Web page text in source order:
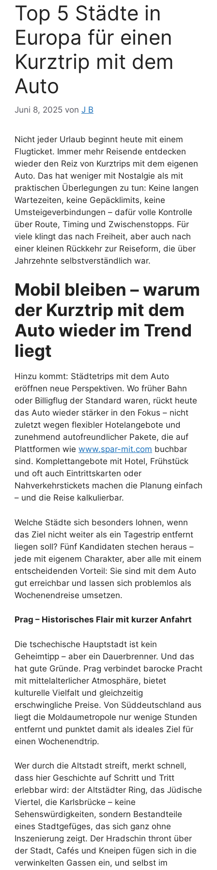
Top 5 Städte in
Europa für einen
Kurztrip mit dem
Auto
Juni 8, 2025 von J B
Nicht jeder Urlaub beginnt heute mit einem
Flugticket. Immer mehr Reisende entdecken
wieder den Reiz von Kurztrips mit dem eigenen
Auto. Das hat weniger mit Nostalgie als mit
praktischen Überlegungen zu tun: Keine langen
Wartezeiten, keine Gepäcklimits, keine
Umsteigeverbindungen – dafür volle Kontrolle
über Route, Timing und Zwischenstopps. Für
viele klingt das nach Freiheit, aber auch nach
einer kleinen Rückkehr zur Reiseform, die über
Jahrzehnte selbstverständlich war.
Mobil bleiben – warum
der Kurztrip mit dem
Auto wieder im Trend
liegt
Hinzu kommt: Städtetrips mit dem Auto
eröffnen neue Perspektiven. Wo früher Bahn
oder Billigflug der Standard waren, rückt heute
das Auto wieder stärker in den Fokus – nicht
zuletzt wegen flexibler Hotelangebote und
zunehmend autofreundlicher Pakete, die auf
Plattformen wie www.spar-mit.com buchbar
sind. Komplettangebote mit Hotel, Frühstück
und oft auch Eintrittskarten oder
Nahverkehrstickets machen die Planung einfach
– und die Reise kalkulierbar.
Welche Städte sich besonders lohnen, wenn
das Ziel nicht weiter als ein Tagestrip entfernt
liegen soll? Fünf Kandidaten stechen heraus –
jede mit eigenem Charakter, aber alle mit einem
entscheidenden Vorteil: Sie sind mit dem Auto
gut erreichbar und lassen sich problemlos als
Wochenendreise umsetzen.
Prag – Historisches Flair mit kurzer Anfahrt
Die tschechische Hauptstadt ist kein
Geheimtipp – aber ein Dauerbrenner. Und das
hat gute Gründe. Prag verbindet barocke Pracht
mit mittelalterlicher Atmosphäre, bietet
kulturelle Vielfalt und gleichzeitig
erschwingliche Preise. Von Süddeutschland aus
liegt die Moldaumetropole nur wenige Stunden
entfernt und punktet damit als ideales Ziel für
einen Wochenendtrip.
Wer durch die Altstadt streift, merkt schnell,
dass hier Geschichte auf Schritt und Tritt
erlebbar wird: der Altstädter Ring, das Jüdische
Viertel, die Karlsbrücke – keine
Sehenswürdigkeiten, sondern Bestandteile
eines Stadtgefüges, das sich ganz ohne
Inszenierung zeigt. Der Hradschin thront über
der Stadt, Cafés und Kneipen fügen sich in die
verwinkelten Gassen ein, und selbst im